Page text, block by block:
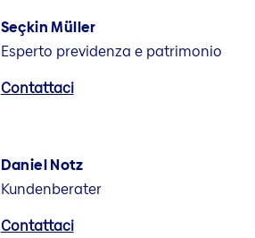
Seçkin Müller
Esperto previdenza e patrimonio
Contattaci
Daniel Notz
Kundenberater
Contattaci